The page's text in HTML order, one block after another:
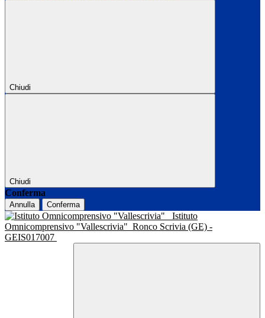
Chiudi
Chiudi
Conferma
Annulla Conferma
Istituto
Omnicomprensivo "Vallescrivia" Ronco Scrivia (GE) -
GEIS017007